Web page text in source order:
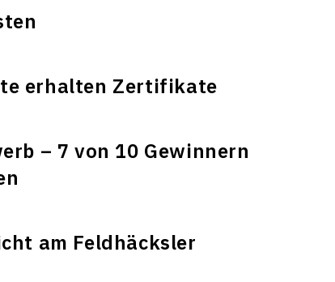
erhalten Zertifikate
– 7 von 10 Gewinnern
am Feldhäcksler